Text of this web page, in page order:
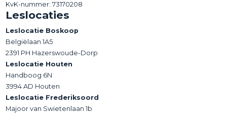
KvK-nummer: 73170208
Leslocaties
Leslocatie Boskoop
Belgiëlaan 1A5
2391 PH Hazerswoude-Dorp
Leslocatie Houten
Handboog 6N
3994 AD Houten
Leslocatie Frederiksoord
Majoor van Swietenlaan 1b